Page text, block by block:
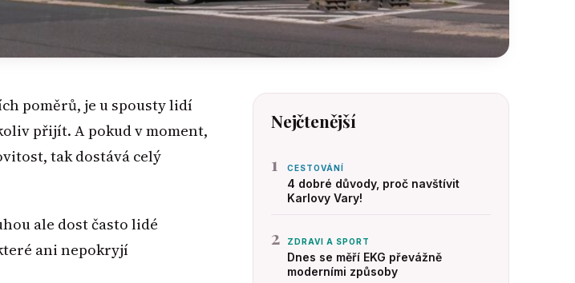
poměrů, je u spousty lidí
přijít. A pokud v moment,
tak dostává celý
ale dost často lidé
ani nepokryjí
Nejčtenější
1 CESTOVÁNÍ
4 dobré důvody, proč navštívit
Karlovy Vary!
2 ZDRAVI A SPORT
Dnes se měří EKG převážně
moderními způsoby